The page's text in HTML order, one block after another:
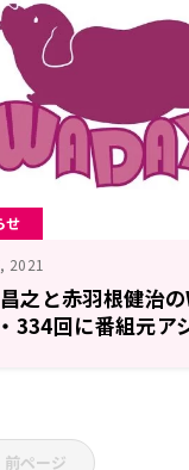
せ
2021
之と赤羽根健治
334回に番組元ア
前ページ